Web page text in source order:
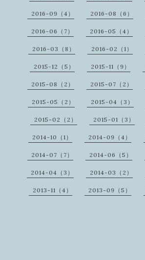
2016-09（4） 2016-08（6）
2016-06（7） 2016-05（4）
2016-03（8） 2016-02（1）
2015-12（5） 2015-11（9）
2015-08（2） 2015-07（2）
2015-05（2） 2015-04（3）
2015-02（2） 2015-01（3）
2014-10（1） 2014-09（4）
2014-07（7） 2014-06（5）
2014-04（3） 2014-03（2）
2013-11（4） 2013-09（5）